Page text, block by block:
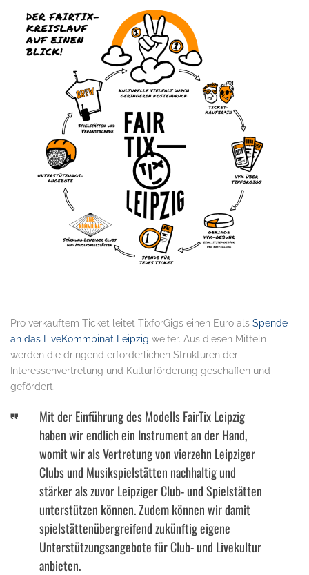
Pro verkauftem Ticket leitet TixforGigs einen Euro als Spende ­­
an das LiveKommbinat Leipzig weiter. Aus diesen Mitteln
werden die dringend erforderlichen Strukturen der
Interessenvertretung und Kulturförderung geschaffen und
gefördert.
Mit der Einführung des Modells FairTix Leipzig
haben wir endlich ein Instrument an der Hand,
womit wir als Vertretung von vierzehn Leipziger
Clubs und Musikspielstätten nachhaltig und
stärker als zuvor Leipziger Club- und Spielstätten
unterstützen können. Zudem können wir damit
spielstättenübergreifend zukünftig eigene
Unterstützungsangebote für Club- und Livekultur
anbieten.